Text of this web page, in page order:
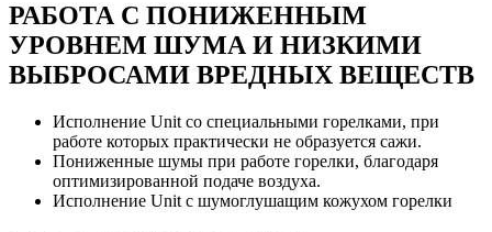
РАБОТА С ПОНИЖЕННЫМ
УРОВНЕМ ШУМА И НИЗКИМИ
ВЫБРОСАМИ ВРЕДНЫХ ВЕЩЕСТВ
Исполнение Unit со специальными горелками, при
работе которых практически не образуется сажи.
Пониженные шумы при работе горелки, благодаря
оптимизированной подаче воздуха.
Исполнение Unit с шумоглушащим кожухом горелки